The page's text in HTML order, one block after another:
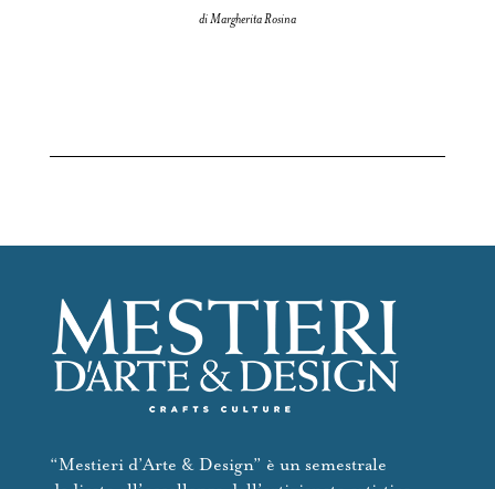
di Margherita Rosina
“Mestieri d’Arte & Design” è un semestrale